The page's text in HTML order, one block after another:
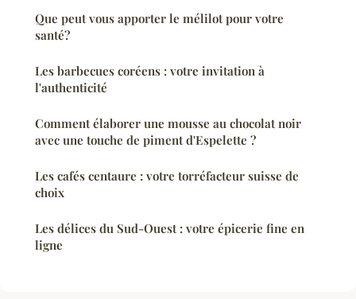
Que peut vous apporter le mélilot pour votre
santé?
Les barbecues coréens : votre invitation à
l'authenticité
Comment élaborer une mousse au chocolat noir
avec une touche de piment d'Espelette ?
Les cafés centaure : votre torréfacteur suisse de
choix
Les délices du Sud-Ouest : votre épicerie fine en
ligne